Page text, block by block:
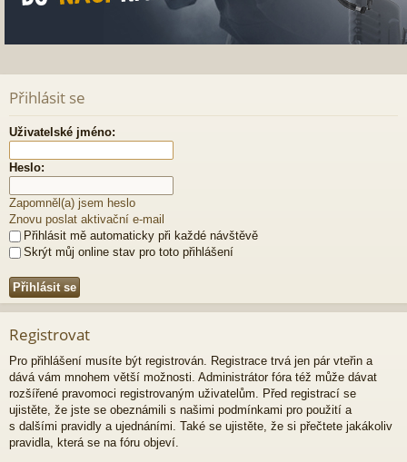
Přihlásit se
Uživatelské jméno:
Heslo:
Zapomněl(a) jsem heslo
Znovu poslat aktivační e-mail
Přihlásit mě automaticky při každé návštěvě
Skrýt můj online stav pro toto přihlášení
Registrovat
Pro přihlášení musíte být registrován. Registrace trvá jen pár vteřin a
dává vám mnohem větší možnosti. Administrátor fóra též může dávat
rozšířené pravomoci registrovaným uživatelům. Před registrací se
ujistěte, že jste se obeznámili s našimi podmínkami pro použití a
s dalšími pravidly a ujednáními. Také se ujistěte, že si přečtete jakákoliv
pravidla, která se na fóru objeví.